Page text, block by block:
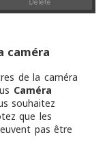
caméra
de la caméra
Caméra
souhaitez
que les
pas être